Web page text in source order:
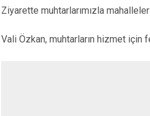
Ziyarette muhtarlarımızla
Vali Özkan, muhtarların hizmet için